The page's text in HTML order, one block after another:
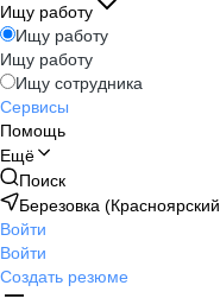
Ищу работу
Ищу работу
Ищу работу
Ищу сотрудника
Сервисы
Помощь
Ещё
Поиск
Березовка
Войти
Войти
Создать резюме